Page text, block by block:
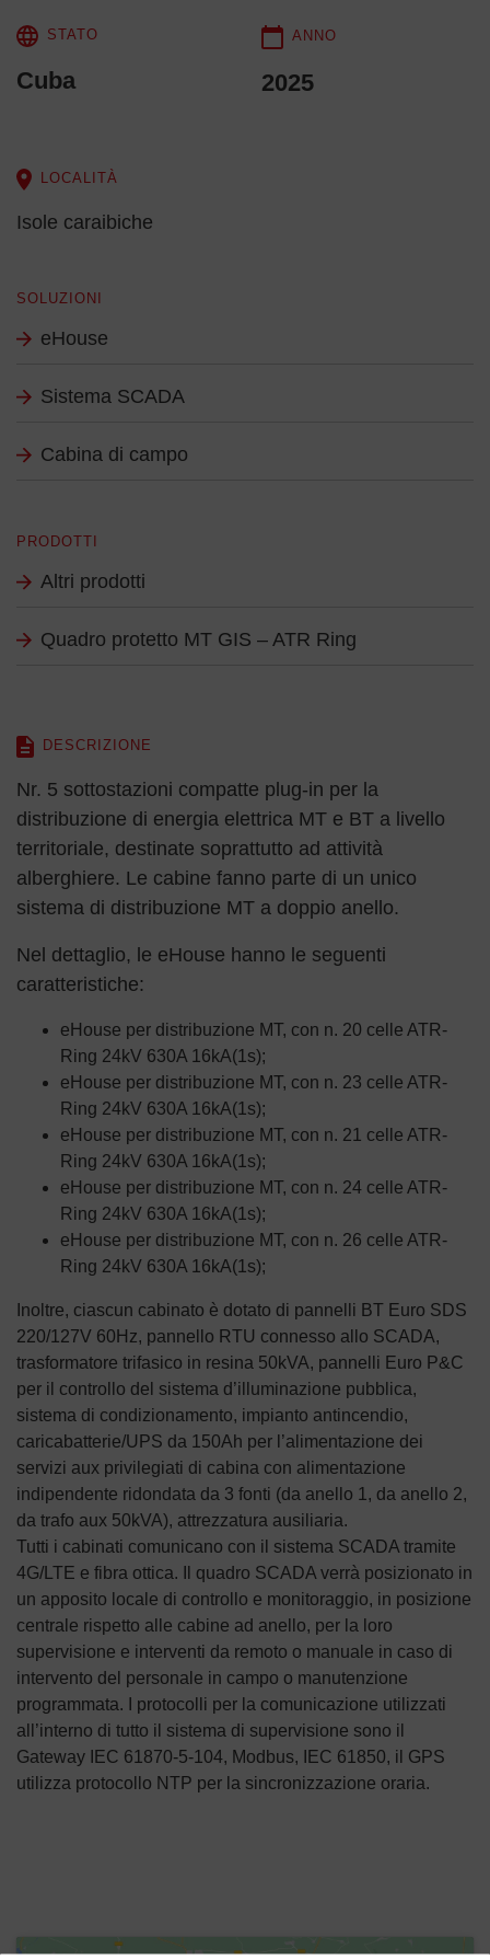
STATO
Cuba
ANNO
2025
LOCALITÀ
Isole caraibiche
SOLUZIONI
eHouse
Sistema SCADA
Cabina di campo
PRODOTTI
Altri prodotti
Quadro protetto MT GIS – ATR Ring
DESCRIZIONE
Nr. 5 sottostazioni compatte plug-in per la
distribuzione di energia elettrica MT e BT a livello
territoriale, destinate soprattutto ad attività
alberghiere. Le cabine fanno parte di un unico
sistema di distribuzione MT a doppio anello.
Nel dettaglio, le eHouse hanno le seguenti
caratteristiche:
eHouse per distribuzione MT, con n. 20 celle ATR-
Ring 24kV 630A 16kA(1s);
eHouse per distribuzione MT, con n. 23 celle ATR-
Ring 24kV 630A 16kA(1s);
eHouse per distribuzione MT, con n. 21 celle ATR-
Ring 24kV 630A 16kA(1s);
eHouse per distribuzione MT, con n. 24 celle ATR-
Ring 24kV 630A 16kA(1s);
eHouse per distribuzione MT, con n. 26 celle ATR-
Ring 24kV 630A 16kA(1s);
Inoltre, ciascun cabinato è dotato di pannelli BT Euro SDS
220/127V 60Hz, pannello RTU connesso allo SCADA,
trasformatore trifasico in resina 50kVA, pannelli Euro P&C
per il controllo del sistema d’illuminazione pubblica,
sistema di condizionamento, impianto antincendio,
caricabatterie/UPS da 150Ah per l’alimentazione dei
servizi aux privilegiati di cabina con alimentazione
indipendente ridondata da 3 fonti (da anello 1, da anello 2,
da trafo aux 50kVA), attrezzatura ausiliaria.
Tutti i cabinati comunicano con il sistema SCADA tramite
4G/LTE e fibra ottica. Il quadro SCADA verrà posizionato in
un apposito locale di controllo e monitoraggio, in posizione
centrale rispetto alle cabine ad anello, per la loro
supervisione e interventi da remoto o manuale in caso di
intervento del personale in campo o manutenzione
programmata. I protocolli per la comunicazione utilizzati
all’interno di tutto il sistema di supervisione sono il
Gateway IEC 61870-5-104, Modbus, IEC 61850, il GPS
utilizza protocollo NTP per la sincronizzazione oraria.